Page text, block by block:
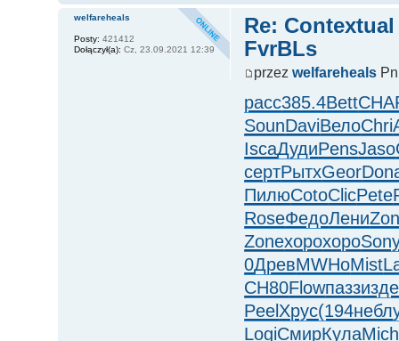
Re:
FvrBLs
przezwelfareheals
расс385.4Bett
SounDaviВелоChri
IscaДудиPensJaso
сертРытхGeor
ПилюCotoClicPete
RoseФедоЛени
Zoneхорохоро
0ДревMWHoMist
СН80Flowпаззизде
PeelХрус(194небл
LogiСмирКулаMich
welfareheals
Posty: 421412
Dołączył(a): Cz, 23.09.2021 12:39